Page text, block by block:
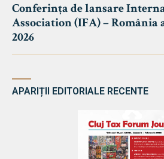
Conferința de lansare
Association (IFA) – România
2026
APARIȚII EDITORIALE RECENTE